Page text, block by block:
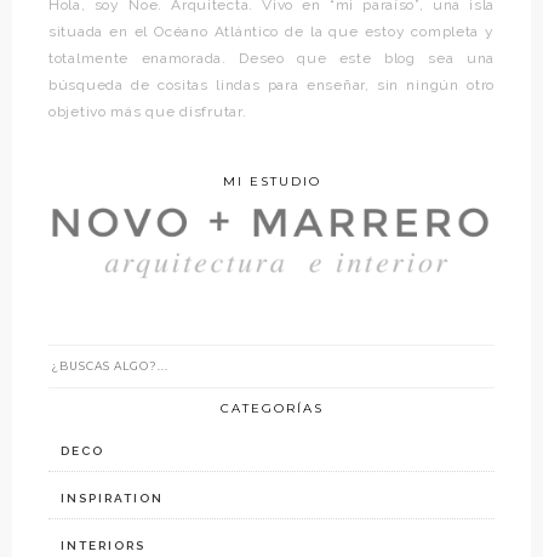
Hola, soy Noe. Arquitecta. Vivo en “mi paraíso”, una isla
situada en el Océano Atlántico de la que estoy completa y
totalmente enamorada. Deseo que este blog sea una
búsqueda de cositas lindas para enseñar, sin ningún otro
objetivo más que disfrutar.
MI ESTUDIO
CATEGORÍAS
DECO
INSPIRATION
INTERIORS